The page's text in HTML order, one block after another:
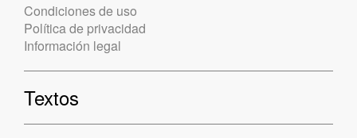
Condiciones de uso
Política de privacidad
Información legal
Textos